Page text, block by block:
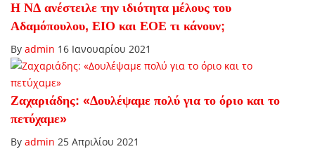
Η ΝΔ ανέστειλε την ιδιότητα μέλους του
Αδαμόπουλου, ΕΙΟ και ΕΟΕ τι κάνουν;
By admin 16 Ιανουαρίου 2021
Ζαχαριάδης: «Δουλέψαμε πολύ για το όριο και το
πετύχαμε»
By admin 25 Απριλίου 2021